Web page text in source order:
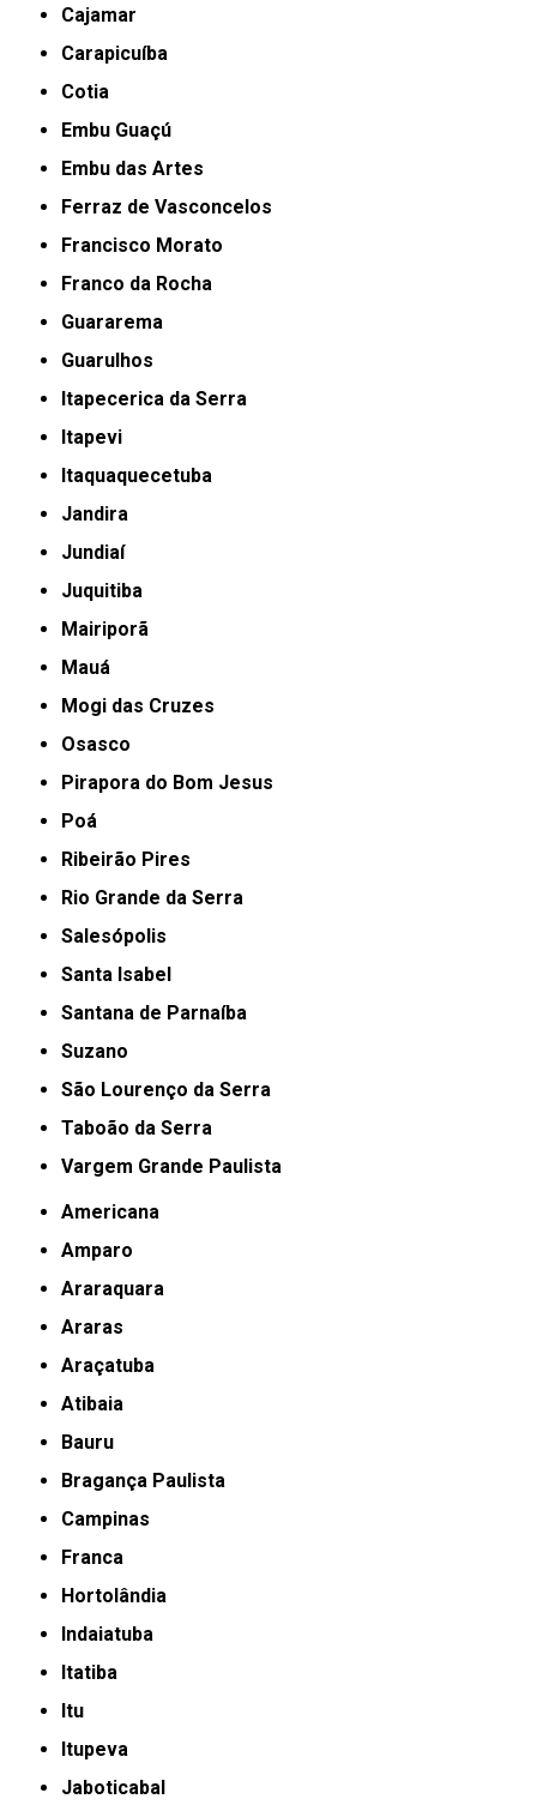
Cajamar
Carapicuíba
Cotia
Embu Guaçú
Embu das Artes
Ferraz de Vasconcelos
Francisco Morato
Franco da Rocha
Guararema
Guarulhos
Itapecerica da Serra
Itapevi
Itaquaquecetuba
Jandira
Jundiaí
Juquitiba
Mairiporã
Mauá
Mogi das Cruzes
Osasco
Pirapora do Bom Jesus
Poá
Ribeirão Pires
Rio Grande da Serra
Salesópolis
Santa Isabel
Santana de Parnaíba
Suzano
São Lourenço da Serra
Taboão da Serra
Vargem Grande Paulista
Americana
Amparo
Araraquara
Araras
Araçatuba
Atibaia
Bauru
Bragança Paulista
Campinas
Franca
Hortolândia
Indaiatuba
Itatiba
Itu
Itupeva
Jaboticabal